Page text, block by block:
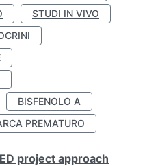
STUDI IN VIVO
BISFENOLO A
PREMATURO
project approach